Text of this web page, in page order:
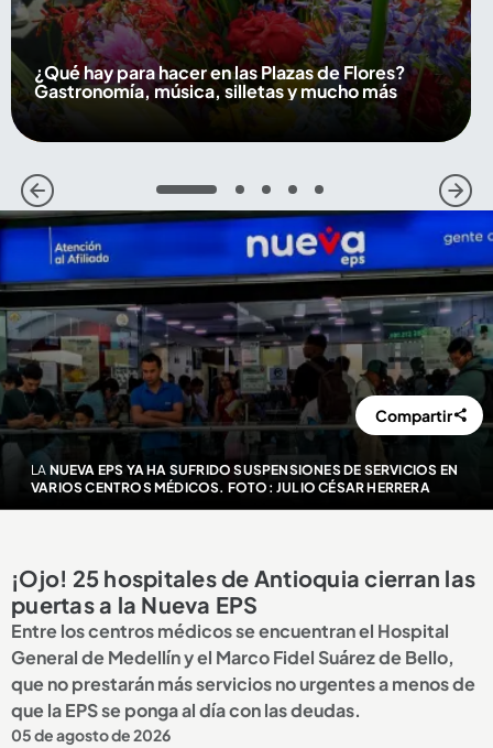
¿Qué hay para hacer en las Plazas de Flores?
Gastronomía, música, silletas y mucho más
1 2 3 4 5
LA NUEVA EPS YA HA SUFRIDO SUSPENSIONES DE SERVICIOS EN
VARIOS CENTROS MÉDICOS. FOTO: JULIO CÉSAR HERRERA
Compartir
¡Ojo! 25 hospitales de Antioquia cierran las
puertas a la Nueva EPS
Entre los centros médicos se encuentran el Hospital
General de Medellín y el Marco Fidel Suárez de Bello,
que no prestarán más servicios no urgentes a menos de
que la EPS se ponga al día con las deudas.
05 de agosto de 2026